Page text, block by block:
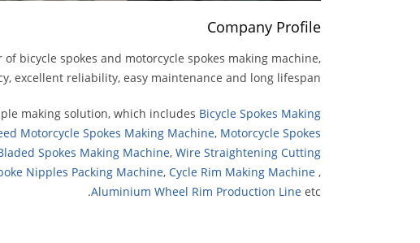
Company Profile
bicycle spokes and motorcycle spokes making machine,
excellent reliability, easy maintenance and long lifespan.
making solution, which includes Bicycle Spokes Making
Motorcycle Spokes Making Machine, Motorcycle Spokes
Spokes Making Machine, Wire Straightening Cutting
Nipples Packing Machine, Cycle Rim Making Machine ,
Aluminium Wheel Rim Production Line etc.